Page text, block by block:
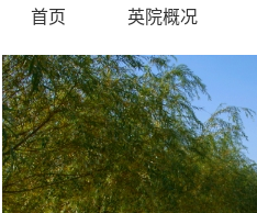
首页 英院概况